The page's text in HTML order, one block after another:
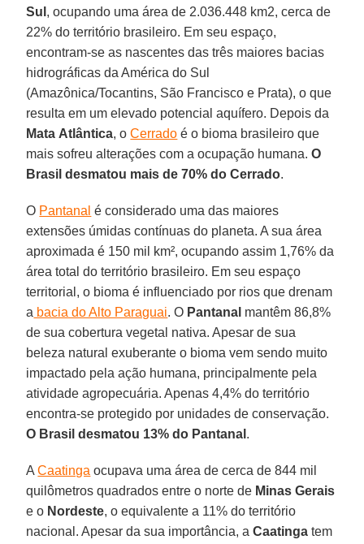
Sul , ocupando uma área de 2.036.448 km2, cerca de
22% do território brasileiro. Em seu espaço,
encontram-se as nascentes das três maiores bacias
hidrográficas da América do Sul
(Amazônica/Tocantins, São Francisco e Prata), o que
resulta em um elevado potencial aquífero. Depois da
Mata Atlântica, oCerrado é o bioma brasileiro que
mais sofreu alterações com a ocupação humana.O
Brasil desmatou mais de 70% do Cerrado.
O Pantanal é considerado uma das maiores
extensões úmidas contínuas do planeta. A sua área
aproximada é 150 mil km², ocupando assim 1,76% da
área total do território brasileiro. Em seu espaço
territorial, o bioma é influenciado por rios que drenam
a bacia do Alto Paraguai. O Pantanal mantêm 86,8%
de sua cobertura vegetal nativa. Apesar de sua
beleza natural exuberante o bioma vem sendo muito
impactado pela ação humana, principalmente pela
atividade agropecuária. Apenas 4,4% do território
encontra-se protegido por unidades de conservação.
O Brasil desmatou 13% do Pantanal .
ACaatinga ocupava uma área de cerca de 844 mil
quilômetros quadrados entre o norte de Minas Gerais
e o Nordeste, o equivalente a 11% do território
nacional. Apesar da sua importância, aCaatinga tem